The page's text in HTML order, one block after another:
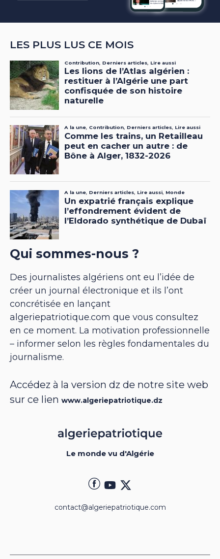
LES PLUS LUS CE MOIS
Qui sommes-nous ?
Des journalistes algériens ont eu l’idée de
créer un journal électronique et ils l’ont
concrétisée en lançant
algeriepatriotique.com que vous consultez
en ce moment. La motivation professionnelle
– informer selon les règles fondamentales du
journalisme.
Accédez à la version dz de notre site web
sur ce lien www.algeriepatriotique.dz
Le monde vu d'Algérie
contact@algeriepatriotique.com